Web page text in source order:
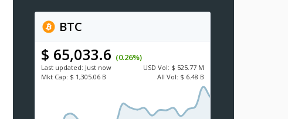
BTC
$ 65,033.6 (0.26%)
Last updated: Just now USD Vol: $ 525.77 M
Mkt Cap: $ 1,305.06 B All Vol: $ 6.48 B